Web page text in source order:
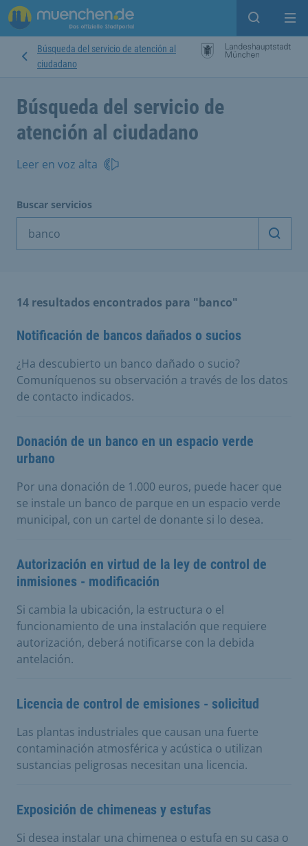
Open
Búsqueda del servicio de atención al
ciudadano
Búsqueda del servicio de
atención al ciudadano
Leer en voz alta
Buscar servicios
14 resultados encontrados para "banco"
Notificación de bancos dañados o sucios
¿Ha descubierto un banco dañado o sucio?
Comuníquenos su observación a través de los datos
de contacto indicados.
Donación de un banco en un espacio verde
urbano
Por una donación de 1.000 euros, puede hacer que
se instale un banco de parque en un espacio verde
municipal, con un cartel de donante si lo desea.
Autorización en virtud de la ley de control de
inmisiones - modificación
Si cambia la ubicación, la estructura o el
funcionamiento de una instalación que requiere
autorización, deberá notificarse con la debida
antelación.
Licencia de control de emisiones - solicitud
Las plantas industriales que causan una fuerte
contaminación atmosférica y acústica o utilizan
sustancias peligrosas necesitan una licencia.
Exposición de chimeneas y estufas
Si desea instalar una chimenea o estufa en su casa o